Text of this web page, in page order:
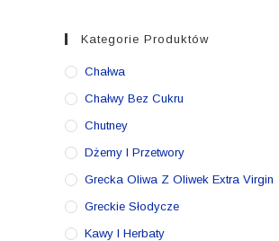
Kategorie Produktów
Chałwa
Chałwy Bez Cukru
Chutney
Dżemy I Przetwory
Grecka Oliwa Z Oliwek Extra Virgin
Greckie Słodycze
Kawy I Herbaty